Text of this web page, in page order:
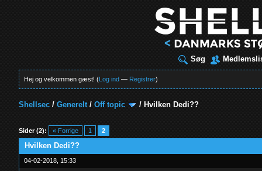
Søg
Hej og velkommen gæst! (Log ind — Registrer)
Shellsec /Generelt/Off topic / Hvilken Dedi??
Sider (2): « Forrige 1 2
Hvilken Dedi??
04-02-2018, 15:33